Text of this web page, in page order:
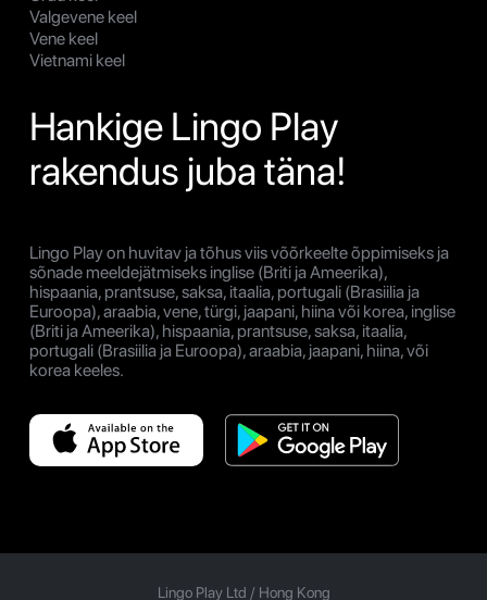
Valgevene keel
Vene keel
Vietnami keel
Hankige Lingo Play
rakendus juba täna!
Lingo Play on huvitav ja tõhus viis võõrkeelte õppimiseks ja
sõnade meeldejätmiseks inglise (Briti ja Ameerika),
hispaania, prantsuse, saksa, itaalia, portugali (Brasiilia ja
Euroopa), araabia, vene, türgi, jaapani, hiina või korea, inglise
(Briti ja Ameerika), hispaania, prantsuse, saksa, itaalia,
portugali (Brasiilia ja Euroopa), araabia, jaapani, hiina, või
korea keeles.
Lingo Play Ltd / Hong Kong